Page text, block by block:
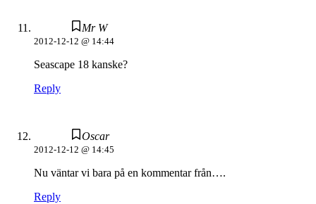
Mr W
2012-12-12 @ 14:44
Seascape 18 kanske?
Reply
Oscar
2012-12-12 @ 14:45
Nu väntar vi bara på en kommentar från….
Reply